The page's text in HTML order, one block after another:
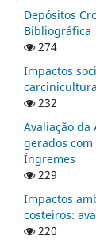
Depósitos
Bibliográfica
274
Impactos
232
Avaliação da
gerados com
Íngremes
229
Impactos
costeiros:
220